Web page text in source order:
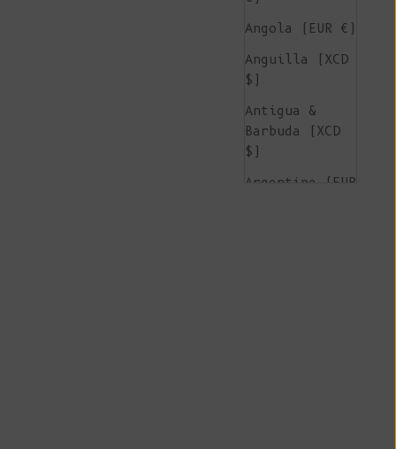
Angola (EUR €)
Anguilla (XCD
$)
Antigua &
Barbuda (XCD
$)
Argentine (EUR